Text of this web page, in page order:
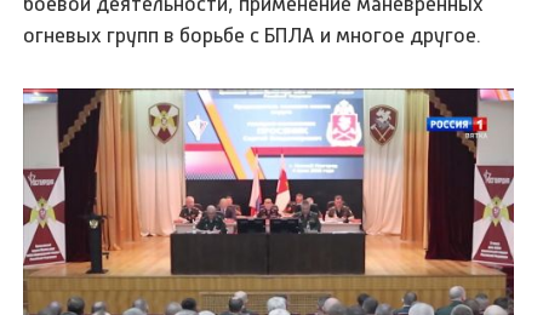
огневых групп в борьбе с БПЛА и многое другое.